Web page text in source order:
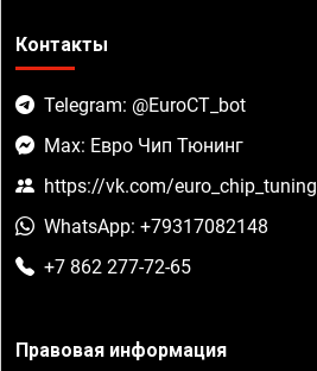
Контакты
Telegram: @EuroCT_bot
Max: Евро Чип Тюнинг
https://vk.com/euro_chip_tuning
WhatsApp: +79317082148
+7 862 277-72-65
Правовая информация